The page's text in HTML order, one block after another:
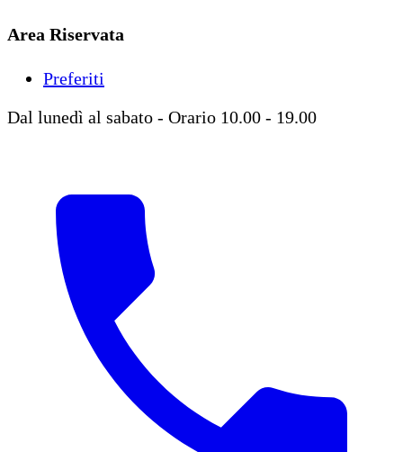
Area Riservata
Preferiti
Dal lunedì al sabato - Orario 10.00 - 19.00